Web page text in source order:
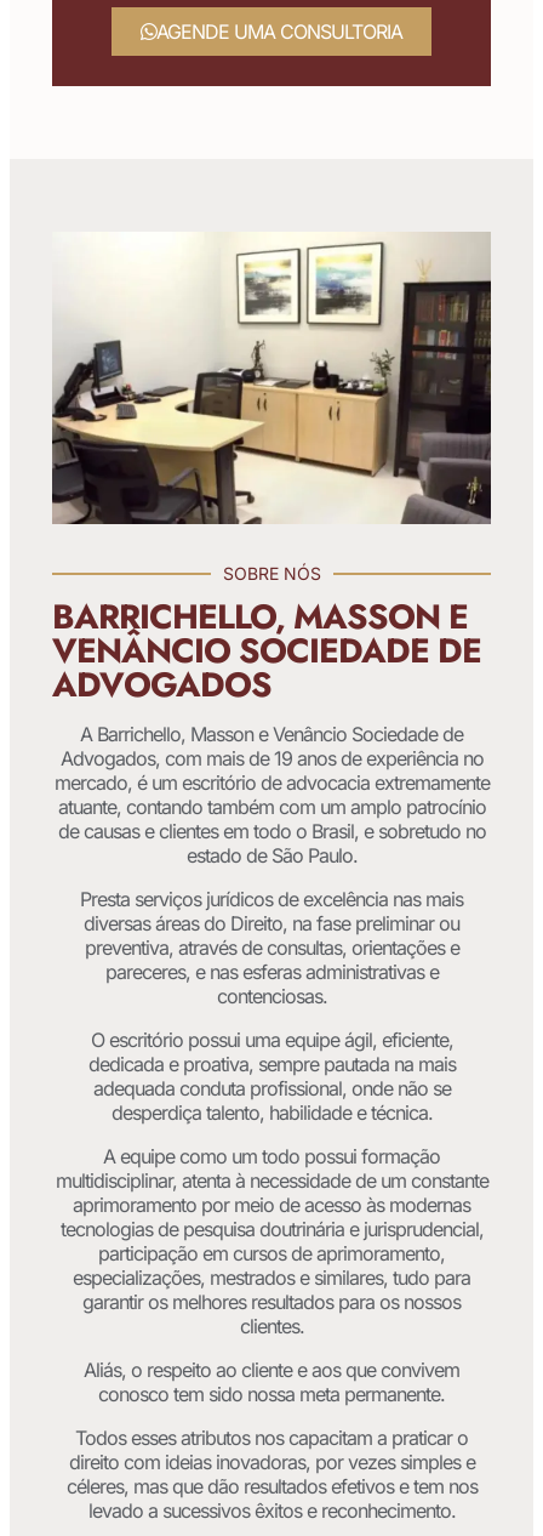
AGENDE UMA CONSULTORIA
SOBRE NÓS
BARRICHELLO, MASSON E
VENÂNCIO SOCIEDADE DE
ADVOGADOS
A Barrichello, Masson e Venâncio Sociedade de
Advogados, com mais de 19 anos de experiência no
mercado, é um escritório de advocacia extremamente
atuante, contando também com um amplo patrocínio
de causas e clientes em todo o Brasil, e sobretudo no
estado de São Paulo.
Presta serviços jurídicos de excelência nas mais
diversas áreas do Direito, na fase preliminar ou
preventiva, através de consultas, orientações e
pareceres, e nas esferas administrativas e
contenciosas.
O escritório possui uma equipe ágil, eficiente,
dedicada e proativa, sempre pautada na mais
adequada conduta profissional, onde não se
desperdiça talento, habilidade e técnica.
A equipe como um todo possui formação
multidisciplinar, atenta à necessidade de um constante
aprimoramento por meio de acesso às modernas
tecnologias de pesquisa doutrinária e jurisprudencial,
participação em cursos de aprimoramento,
especializações, mestrados e similares, tudo para
garantir os melhores resultados para os nossos
clientes.
Aliás, o respeito ao cliente e aos que convivem
conosco tem sido nossa meta permanente.
Todos esses atributos nos capacitam a praticar o
direito com ideias inovadoras, por vezes simples e
céleres, mas que dão resultados efetivos e tem nos
levado a sucessivos êxitos e reconhecimento.